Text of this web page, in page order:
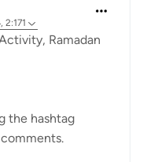
2:171
Ramadan
the hashtag
comments.